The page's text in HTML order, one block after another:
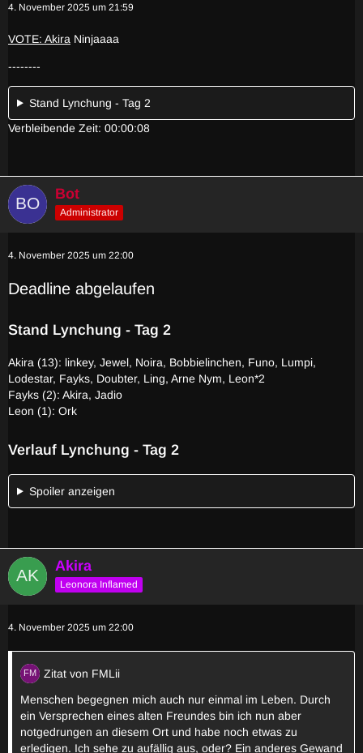
4. November 2025 um 21:59
VOTE: Akira Ninjaaaa
--------
Stand Lynchung - Tag 2
Verbleibende Zeit: 00:00:08
Bot
Administrator
4. November 2025 um 22:00
Deadline abgelaufen
Stand Lynchung - Tag 2
Akira (13): linkey, Jewel, Noira, Bobbielinchen, Funo, Lumpi,
Lodestar, Fayks, Doubter, Ling, Arne Nym, Leon*2
Fayks (2): Akira, Jadio
Leon (1): Ork
Verlauf Lynchung - Tag 2
Spoiler anzeigen
Akira
Leonora Inflamed
4. November 2025 um 22:00
Zitat von FMLii
Menschen begegnen mich auch nur einmal im Leben. Durch
ein Versprechen eines alten Freundes bin ich nun aber
notgedrungen an diesem Ort und habe noch etwas zu
erledigen. Ich sehe zu aufällig aus, oder? Ein anderes Gewand